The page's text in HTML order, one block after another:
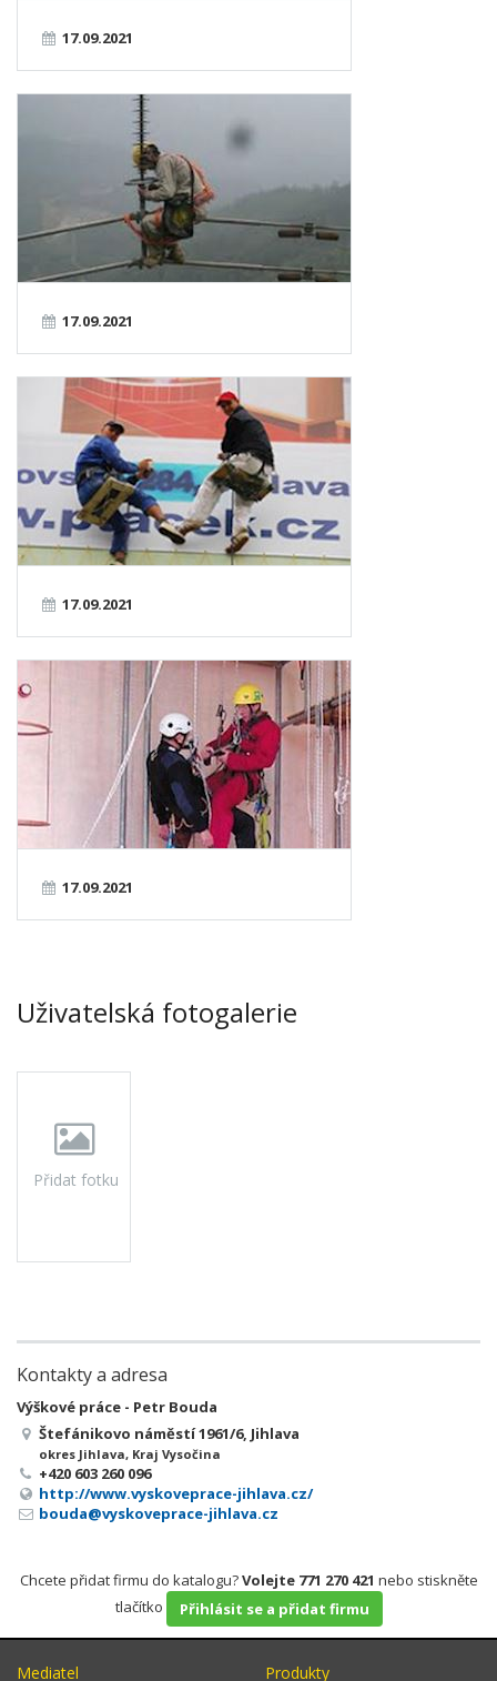
17.09.2021
17.09.2021
17.09.2021
17.09.2021
Uživatelská fotogalerie
Přidat fotku
Kontakty a adresa
Výškové práce - Petr Bouda
Štefánikovo náměstí 1961/6, Jihlava
okres Jihlava, Kraj Vysočina
+420 603 260 096
http://www.vyskoveprace-jihlava.cz/
bouda@vyskoveprace-jihlava.cz
Chcete přidat firmu do katalogu?Volejte 771 270 421 nebo stiskněte
tlačítko
Přihlásit se a přidat firmu
Mediatel Produkty